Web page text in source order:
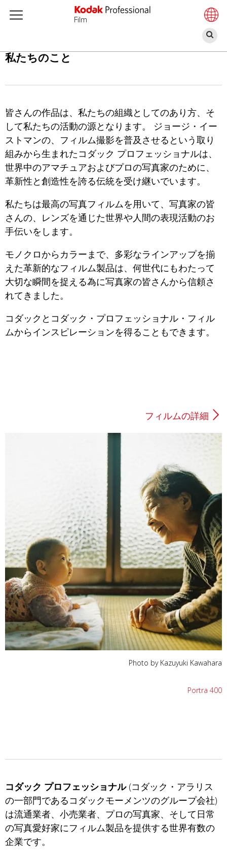
メ
イ
ン
テ
ン
ツ
に
移
Film
検
索
私たちのこと
皆さんの作品は、私たちの組織としてのあり方、そ
して私たちの活動の源となります。 ジョージ・イー
ストマンの、フィルム撮影を普及させるという取り
組みから生まれたコダック プロフェッショナルは、
世界中のアマチュアおよびプロの写真家のために、
革新性と創造性を誇る伝統を受け継いでいます。
私たちは最高の写真フィルムを用いて、写真家の皆
さんの、レンズを通じた世界や人間の表現活動のお
手伝いをします。
モノクロからカラーまで、多彩なラインアップを揃
えた革新的なフィルム製品は、何世代にもわたって
大切な瞬間を捉える為に写真家の皆さんから信頼さ
れてきました。
コダックとコダック・プロフェッショナル・フィル
ムからインスピレーションを得ることもできます。
フィルムの詳細
Photo by Kazuyuki Kawahara
Portra 400
コダック プロフェッショナル(コダック・アラリス
の一部門であるコダックモーメンツのグループ会社)
は流通業者、小売業者、プロの写真家、そして日常
の写真愛好家にフィルム製品を提供する世界有数の
企業です。